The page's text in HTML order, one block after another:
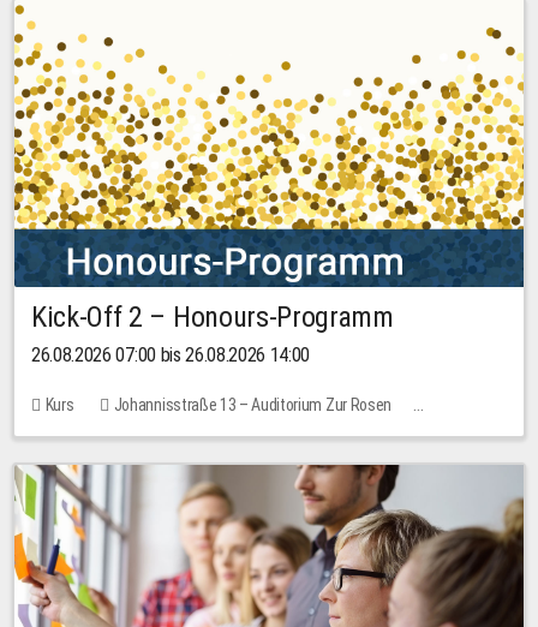
Kick-Off 2 – Honours-Programm
26.08.2026 07:00 bis 26.08.2026 14:00
Kurs
Johannisstraße 13 – Auditorium Zur Rosen
Keine freien Plätze